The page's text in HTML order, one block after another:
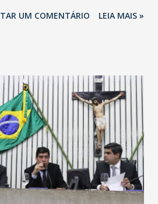
foi anunciada oficialmente, mas
UM COMENTÁRIO LEIA MAIS »